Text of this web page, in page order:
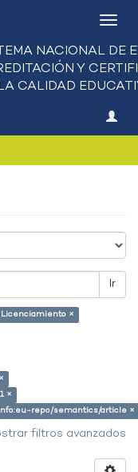
Ir
Licenciamiento ×
×
repo/semantics/article ×
filtros avanzados